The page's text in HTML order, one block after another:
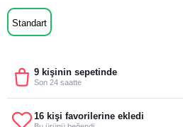
Standart
9 kişinin sepetinde
Son 24 saatte
16 kişi favorilerine ekledi